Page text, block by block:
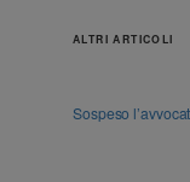
ALTRI ARTICOLI
Sospeso